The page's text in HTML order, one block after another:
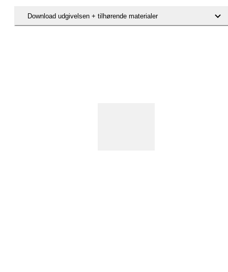
Download udgivelsen + tilhørende materialer
Læs artiklen: Patient participation in priority setting: co-existing